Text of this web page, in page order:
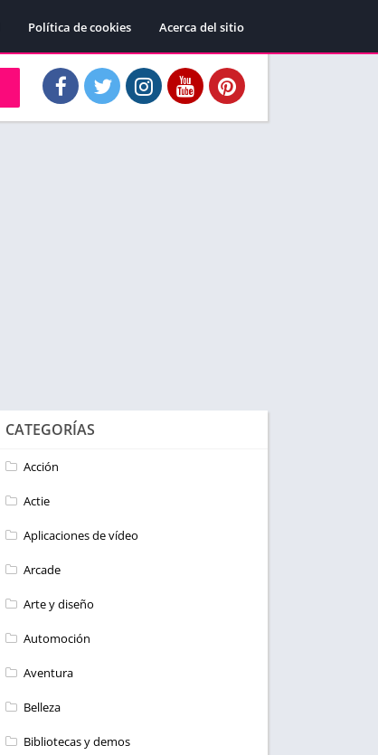
Política de cookies Acerca del sitio
CATEGORÍAS
Acción
Actie
Aplicaciones de vídeo
Arcade
Arte y diseño
Automoción
Aventura
Belleza
Bibliotecas y demos